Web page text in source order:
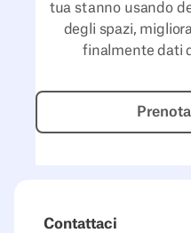
risolve la
sfida dello
spazio con
con
tua stanno usando
degli spazi,
finalmente dati
Contattaci